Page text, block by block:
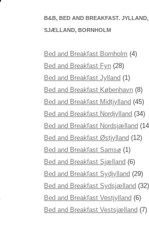
B&B, BED AND BREAKFAST.
SJÆLLAND, BORNHOLM
Bed and Breakfast Bornholm (4)
Bed and Breakfast Fyn (28)
Bed and Breakfast Jylland (1)
Bed and Breakfast København (8)
Bed and Breakfast Midtjylland (45)
Bed and Breakfast Nordjylland (34)
Bed and Breakfast Nordsjælland
Bed and Breakfast Østjylland (12)
Bed and Breakfast Samsø (1)
Bed and Breakfast Sjælland (6)
Bed and Breakfast Sydjylland (29)
Bed and Breakfast Sydsjælland (32)
Bed and Breakfast Vestjylland (6)
Bed and Breakfast Vestsjælland (7)